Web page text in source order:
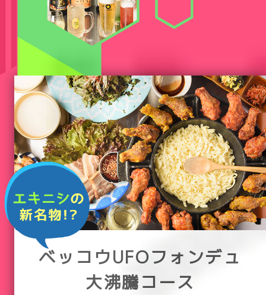
ベッコウUFOフォンデュ
大沸騰コース